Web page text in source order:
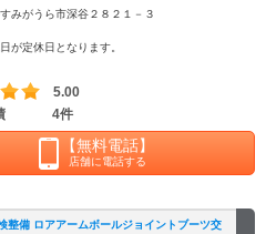
みがうら市深谷２８２１－３
が定休日となります。
5.00
4件
【無料電話】
店舗に電話する
整備 ロアアームボールジョイントブーツ交